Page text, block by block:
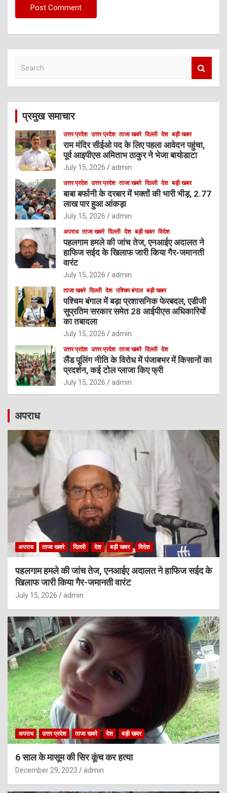
c
प्रमुख समाचार
उत्तर प्रदेश उत्तर प्रदेश ताजा खबरे दिल्ली देश बड़ी खबर
राम मंदिर सीईओ पद के लिए पहला आवेदन पहुंचा,
पूर्व आइपीएस अमिताभ ठाकुर ने भेजा बायोडाटा
July 15, 2026 admin
उत्तर प्रदेश उत्तर प्रदेश ताजा खबरे दिल्ली देश बड़ी खबर
बाबा बर्फानी के दरबार में भक्तों की भारी भीड़, 2.77
लाख पार हुआ आंकड़ा
July 15, 2026 admin
अपराध ताजा खबरे दिल्ली देश बड़ी खबर विदेश
पहलगाम हमले की जांच तेज, एनआईए अदालत ने
हाफिज सईद के खिलाफ जारी किया गैर-जमानती
वारंट
July 15, 2026 admin
ताजा खबरे दिल्ली देश पश्चिम बंगाल बड़ी खबर
पश्चिम बंगाल में बड़ा प्रशासनिक फेरबदल, एडीजी
सुप्रतिम सरकार समेत 28 आईपीएस अधिकारियों
का तबादला
July 15, 2026 admin
उत्तर प्रदेश उत्तर प्रदेश ताजा खबरे दिल्ली देश
लैंड पूलिंग नीति के विरोध में पंजाबभर में किसानों का
प्रदर्शन, कई टोल प्लाजा किए फ्री
July 15, 2026 admin
अपराध
अपराध ताजा खबरे दिल्ली देश बड़ी खबर विदेश
पहलगाम हमले की जांच तेज, एनआईए अदालत ने हाफिज सईद के
खिलाफ जारी किया गैर-जमानती वारंट
July 15, 2026 admin
अपराध उत्तर प्रदेश ताजा खबरे देश बड़ी खबर
6 साल के मासूम की सिर कूंच कर हत्या
December 29, 2023 admin